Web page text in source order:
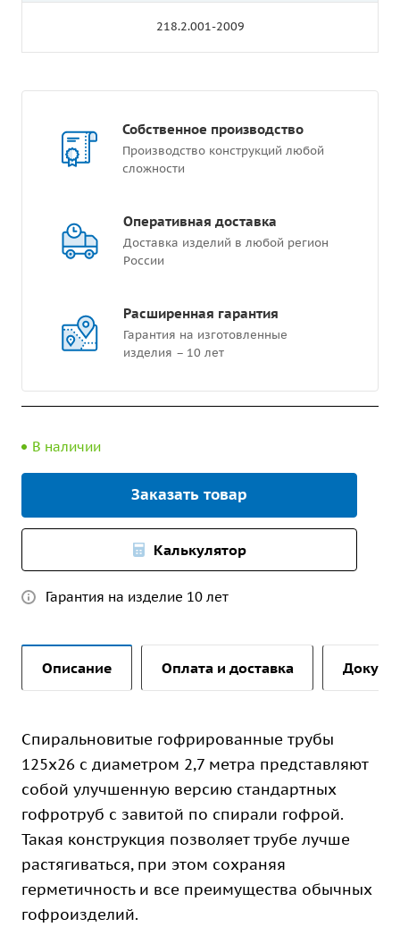
218.2.001-2009
Собственное производство
Производство конструкций любой
сложности
Оперативная доставка
Доставка изделий в любой регион
России
Расширенная гарантия
Гарантия на изготовленные
изделия – 10 лет
В наличии
Заказать товар
Калькулятор
Гарантия на изделие 10 лет
Описание Оплата и доставка
Спиральновитые гофрированные трубы
125х26 с диаметром 2,7 метра представляют
собой улучшенную версию стандартных
гофротруб с завитой по спирали гофрой.
Такая конструкция позволяет трубе лучше
растягиваться, при этом сохраняя
герметичность и все преимущества обычных
гофроизделий.